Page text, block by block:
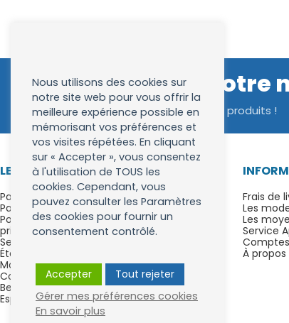
Inscrivez vous à notre
Bénéficiez d'avantages exclusifs sur nos produits !
LESBROSSESADENTS.FR
Paiement en 4x sans frais avec Alma ou
PayPal
Politique concernant le respect de la vie
privée
Service client
Étapes de vos achats en ligne
Modalités de rétractation
Conditions générales de vente
Besoin d'aide & FAQ
Espace affilié
Frais de
Les
Les
Service
À
Nous utilisons des cookies sur
notre site web pour vous offrir la
meilleure expérience possible en
mémorisant vos préférences et
vos visites répétées. En cliquant
sur « Accepter », vous consentez
à l'utilisation de TOUS les
cookies. Cependant, vous
pouvez consulter les Paramètres
des cookies pour fournir un
consentement contrôlé.
Accepter
Tout rejeter
Gérer mes préférences cookies
En savoir plus